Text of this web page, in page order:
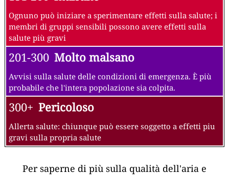
Ognuno può iniziare a sperimentare effetti sulla salute; i
membri di gruppi sensibili possono avere effetti sulla
salute più gravi
201-300 Molto malsano
Avvisi sulla salute delle condizioni di emergenza. È più
probabile che l'intera popolazione sia colpita.
300+ Pericoloso
Allerta salute: chiunque può essere soggetto a effetti piu
gravi sulla propria salute
Per saperne di più sulla qualità dell'aria e